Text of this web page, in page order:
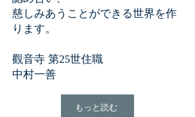
慈しみあうことができる世界を作
ります。
觀音寺 第25世住職
中村一善
もっと読む